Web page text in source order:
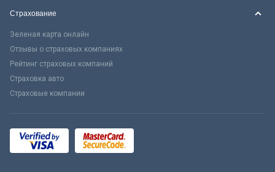
Страхование
Зеленая карта онлайн
Отзывы о страховых компаниях
Рейтинг страховых компаний
Страховка авто
Страховые компании